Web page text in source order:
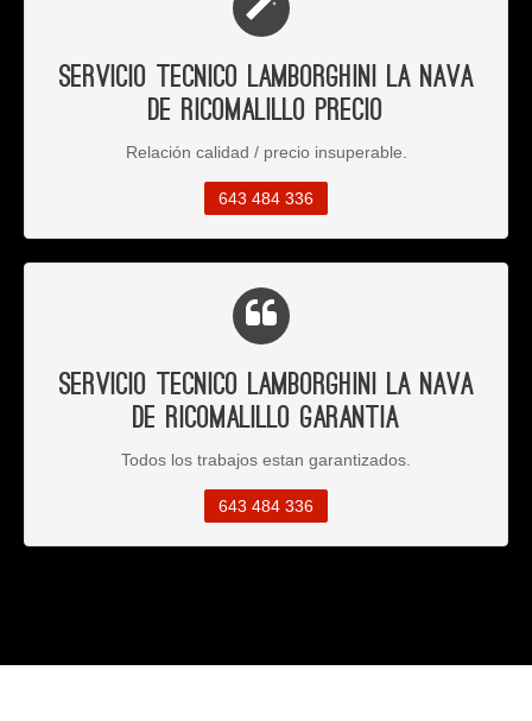
Servicio Tecnico Lamborghini La Nava
de Ricomalillo Precio
Relación calidad / precio insuperable.
643 484 336
Servicio Tecnico Lamborghini La Nava
de Ricomalillo Garantia
Todos los trabajos estan garantizados.
643 484 336